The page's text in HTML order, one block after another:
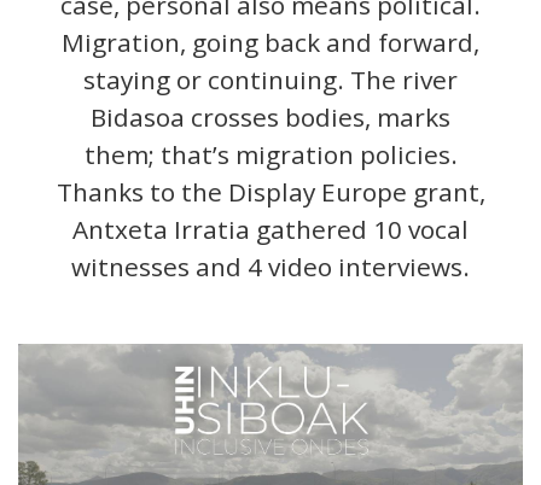
Migration, going back and forward,
staying or continuing. The river
Bidasoa crosses bodies, marks
them; that’s migration policies.
Thanks to the Display Europe grant,
Antxeta Irratia gathered 10 vocal
witnesses and 4 video interviews.